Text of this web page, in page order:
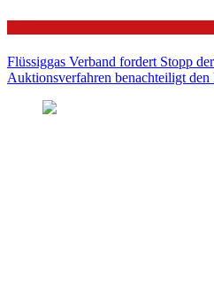
Flüssiggas Verband fordert Stopp
Auktionsverfahren benachteiligt den